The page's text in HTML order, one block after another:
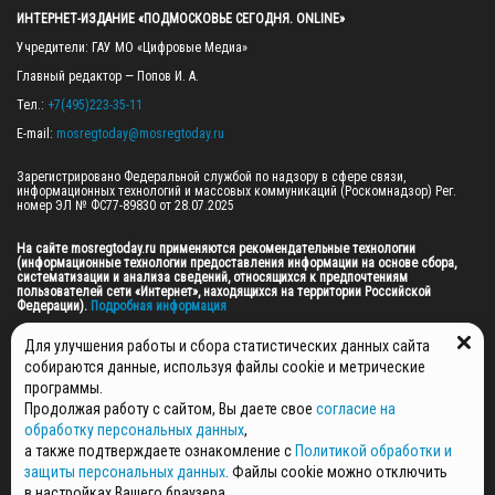
ИНТЕРНЕТ-ИЗДАНИЕ «ПОДМОСКОВЬЕ СЕГОДНЯ. ONLINE»
Учредители: ГАУ МО «Цифровые Медиа»
Главный редактор — Попов И. А.
Тел.: +7(495)223-35-11
E-mail: mosregtoday@mosregtoday.ru
Зарегистрировано Федеральной службой по надзору в сфере связи,
информационных технологий и массовых коммуникаций (Роскомнадзор) Рег.
номер ЭЛ № ФС77-89830 от 28.07.2025
На сайте mosregtoday.ru применяются рекомендательные технологии
(информационные технологии предоставления информации на основе сбора,
систематизации и анализа сведений, относящихся к предпочтениям
пользователей сети «Интернет», находящихся на территории Российской
Федерации). Подробная информация
© 2026 ПРАВА НА ВСЕ МАТЕРИАЛЫ САЙТА ПРИНАДЛЕЖАТ ГАУ МО "ЦИФРОВЫЕ
МЕДИА" (ОГРН: 1255000059467).
ПОЛИТИКА ОБРАБОТКИ И ЗАЩИТЫ ПЕРСОНАЛЬНЫХ ДАННЫХ
НОВОСТИ
ГАЗЕТЫ
РЕКЛАМОДАТЕЛЯМ
Для улучшения работы и сбора статистических данных сайта
собираются данные, используя файлы cookie и метрические
программы.
Продолжая работу с сайтом, Вы даете свое согласие на
обработку персональных данных,
а также подтверждаете ознакомление с Политикой обработки и
защиты персональных данных . Файлы cookie можно отключить